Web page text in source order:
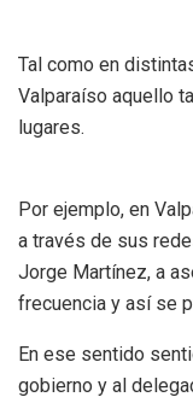
Tal como en
Valparaíso aquello
lugares.
Por ejemplo, en
a través de sus
Jorge Martínez, a
frecuencia y así se
En ese sentido
gobierno y al